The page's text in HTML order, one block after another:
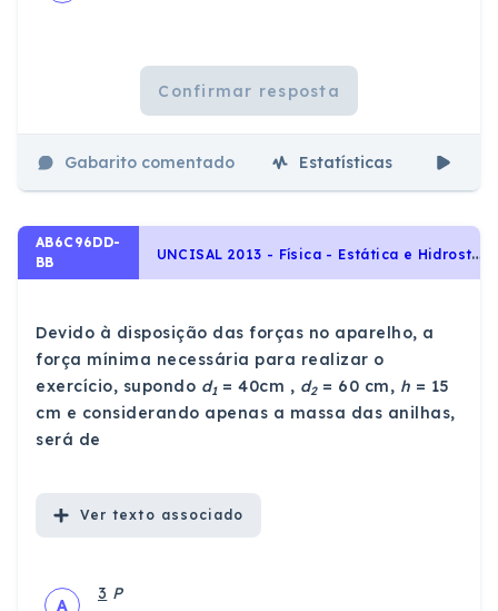
Confirmar resposta
Gabarito comentado Estatísticas
AB6C96DD-
BB
U
NCISAL 2013 - Física - Estática e Hidrostática, Dinâmica, Leis de Newton, Estática - Momento da Força/Equilíbrio e Alavancas
Devido à disposição das forças no aparelho, a
força mínima necessária para realizar o
exercício, supondo d1 = 40cm , d2 = 60 cm, h = 15
cm e considerando apenas a massa das anilhas,
será de
Ver texto associado
A
3 P